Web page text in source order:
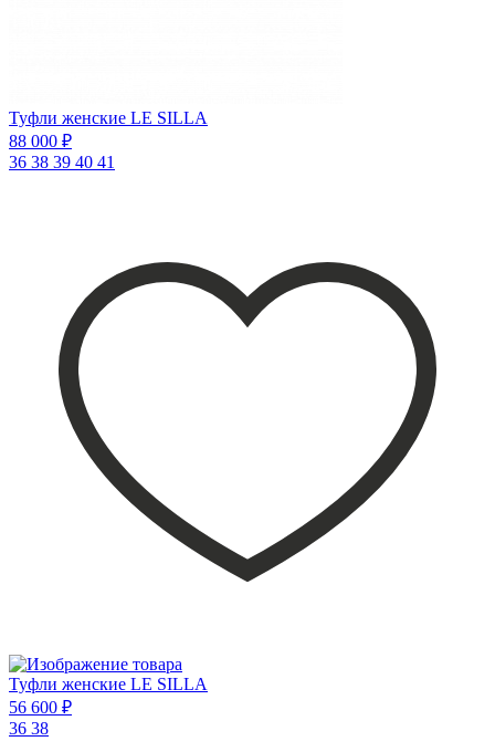
Туфли женские LE SILLA
88 000 ₽
36 38 39 40 41
Туфли женские LE SILLA
56 600 ₽
36 38